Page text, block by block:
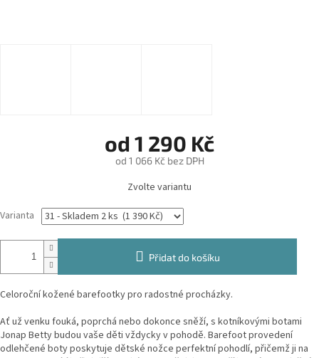
od 1 290 Kč
od 1 066 Kčbez DPH
Měrná
cena:
Zvolte variantu
Varianta
Přidat do košíku
Celoroční kožené barefootky pro radostné procházky.
Ať už venku fouká, poprchá nebo dokonce sněží, s kotníkovými botami
Jonap Betty budou vaše děti vždycky v pohodě. Barefoot provedení
odlehčené boty poskytuje dětské nožce perfektní pohodlí, přičemž ji na